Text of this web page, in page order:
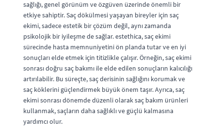
sağlığı, genel görünüm ve özgüven üzerinde önemli bir
etkiye sahiptir. Saç dökülmesi yaşayan bireyler için saç
ekimi, sadece estetik bir çözüm değil, aynı zamanda
psikolojik bir iyileşme de sağlar. estethica, saç ekimi
sürecinde hasta memnuniyetini ön planda tutar ve en iyi
sonuçları elde etmek için titizlikle çalışır. Örneğin, saç ekimi
sonrası doğru saç bakımı ile elde edilen sonuçların kalıcılığı
artırılabilir. Bu süreçte, saç derisinin sağlığını korumak ve
saç köklerini güçlendirmek büyük önem taşır. Ayrıca, saç
ekimi sonrası dönemde düzenli olarak saç bakım ürünleri
kullanmak, saçların daha sağlıklı ve güçlü kalmasına
yardımcı olur.